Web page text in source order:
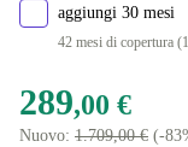
SI (sloveno)
US (inglese Stati
aggiungi 30 mesi
42 mesi di copertura
289,00 €
Nuovo: 1.709,00 € (-